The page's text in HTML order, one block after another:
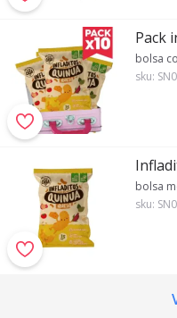
Pack
bolsa
sku:
bolsa
sku: